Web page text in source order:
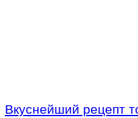
Вкуснейший рецепт